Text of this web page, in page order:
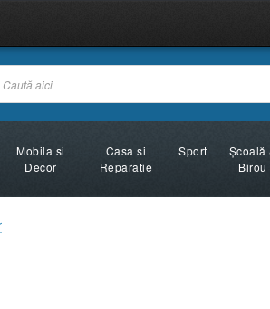
Mobila si
Decor
Casa si
Reparatie
Sport
Şcoală
Birou